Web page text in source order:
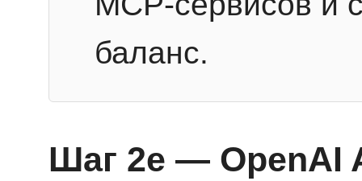
баланс.
Шаг 2e — OpenAI